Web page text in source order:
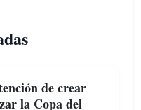
de crear
la Copa del